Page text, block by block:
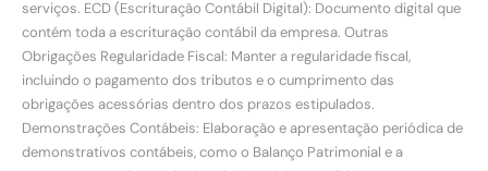
serviços. ECD (Escrituração Contábil Digital): Documento digital que
contém toda a escrituração contábil da empresa. Outras
Obrigações Regularidade Fiscal: Manter a regularidade fiscal,
incluindo o pagamento dos tributos e o cumprimento das
obrigações acessórias dentro dos prazos estipulados.
Demonstrações Contábeis: Elaboração e apresentação periódica de
demonstrativos contábeis, como o Balanço Patrimonial e a